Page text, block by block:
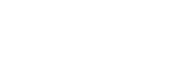
Jundiaí - Imprensa